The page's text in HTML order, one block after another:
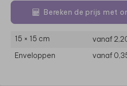
Bereken de prijs met
15 × 15 cm vanaf
Enveloppen
vanaf